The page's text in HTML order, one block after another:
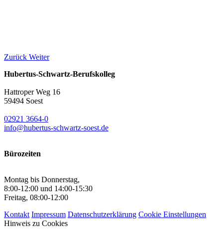
Zurück Weiter
Hubertus-Schwartz-Berufskolleg
Hattroper Weg 16
59494 Soest
02921 3664-0
info@hubertus-schwartz-soest.de
Bürozeiten
Montag bis Donnerstag,
8:00-12:00 und 14:00-15:30
Freitag, 08:00-12:00
Kontakt Impressum Datenschutzerklärung Cookie Einstellungen
Hinweis zu Cookies